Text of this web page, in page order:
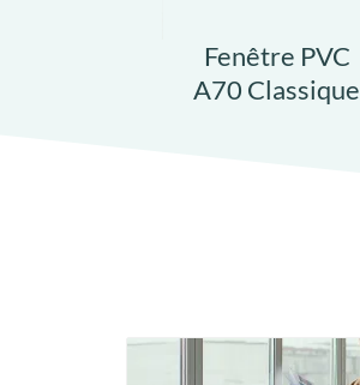
Fenêtre PVC
A70 Classique